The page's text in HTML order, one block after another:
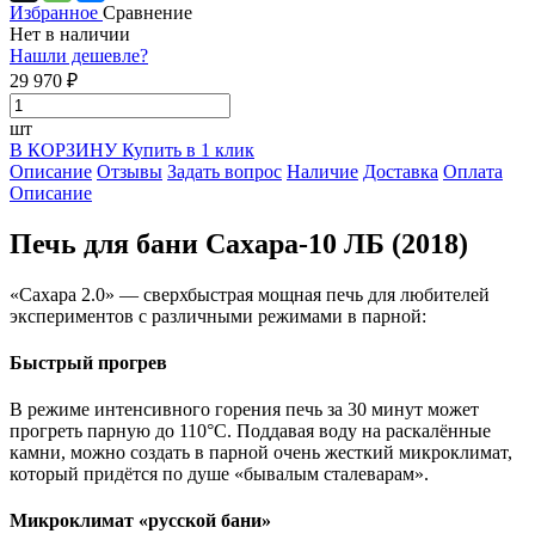
Избранное Сравнение
Нет в наличии
Нашли дешевле?
29 970 ₽
шт
В КОРЗИНУКупить в 1 клик
Описание Отзывы Задать вопрос Наличие Доставка Оплата
Описание
Печь для бани Сахара-10 ЛБ (2018)
«Сахара 2.0» — сверхбыстрая мощная печь для любителей
экспериментов с различными режимами в парной:
Быстрый прогрев
В режиме интенсивного горения печь за 30 минут может
прогреть парную до 110°С. Поддавая воду на раскалённые
камни, можно создать в парной очень жесткий микроклимат,
который придётся по душе «бывалым сталеварам».
Микроклимат «русской бани»